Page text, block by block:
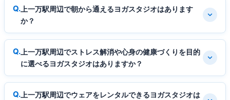
上一万駅周辺で朝から通えるヨガスタジオはあります
か？
上一万駅周辺でストレス解消や心身の健康づくりを目的
に選べるヨガスタジオはありますか？
上一万駅周辺でウェアをレンタルできるヨガスタジオは